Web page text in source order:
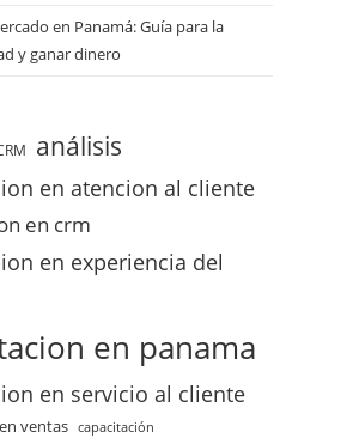
en Panamá: Guía para la
y ganar dinero
análisis
en atencion al cliente
en crm
en experiencia del
en panama
en servicio al cliente
ventas capacitación